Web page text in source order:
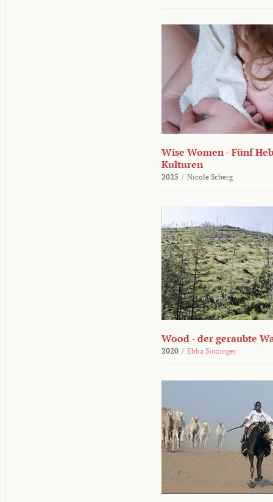
Wise Women - Fünf
Kulturen
2025 / Nicole Scherg
Wood - der geraubte
2020 / Ebba Sinzinger